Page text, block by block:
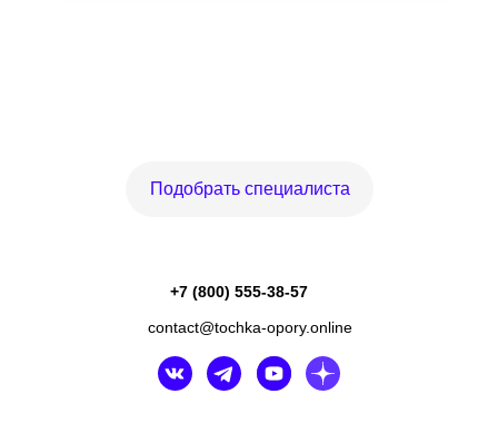
contact@tochka-opory.online
Подобрать специалиста
+7 (800) 555-38-57